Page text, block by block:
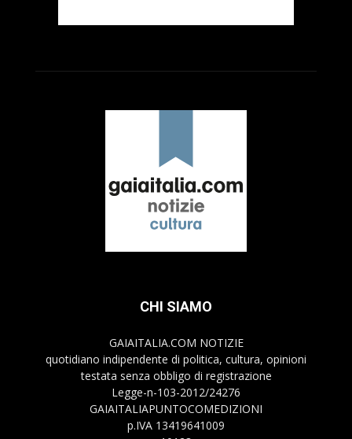
CHI SIAMO
GAIAITALIA.COM NOTIZIE
quotidiano indipendente di politica, cultura, opinioni
testata senza obbligo di registrazione
Legge-n-103-2012/24276
GAIAITALIAPUNTOCOMEDIZIONI
p.IVA 13419641009